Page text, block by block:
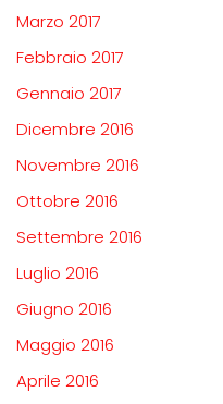
Marzo 2017
Febbraio 2017
Gennaio 2017
Dicembre 2016
Novembre 2016
Ottobre 2016
Settembre 2016
Luglio 2016
Giugno 2016
Maggio 2016
Aprile 2016